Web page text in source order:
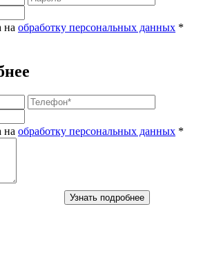
на обработку персональных данных *
на обработку персональных данных *
Узнать подробнее